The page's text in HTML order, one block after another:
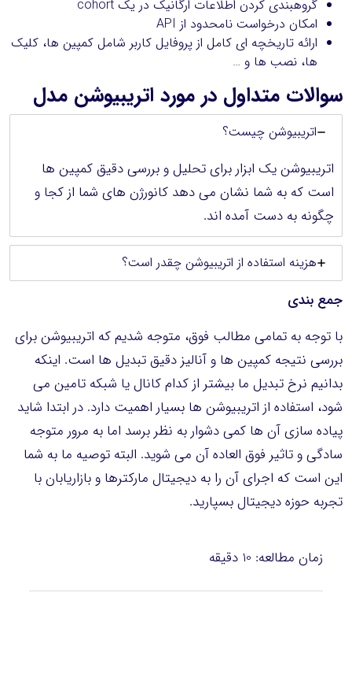
گروهبندی کردن اطلاعات ارگانیک در یک cohort
امکان درخواست نامحدود از API
ارائه تاریخچه ای کامل از پروفایل کاربر شامل کمپین ها، کلیک
ها، نصب ها و …
سوالات متداول در مورد اتریبیوشن مدل
اتریبیوشن چیست؟
اتریبیوشن یک ابزار برای تحلیل و بررسی دقیق کمپین ها
است که به شما نشان می دهد کانورژن های شما از کجا و
چگونه به دست آمده اند.
هزینه استفاده از اتریبیوشن چقدر است؟
جمع بندی
با توجه به تمامی مطالب فوق، متوجه شدیم که اتریبیوشن برای
بررسی نتیجه کمپین ها و آنالیز دقیق تبدیل ها است. اینکه
بدانیم نرخ تبدیل ما بیشتر از کدام کانال یا شبکه تامین می
شود، استفاده از اتریبیوشن ها بسیار اهمیت دارد. در ابتدا شاید
پیاده سازی آن ها کمی دشوار به نظر برسد اما به مرور متوجه
سادگی و تاثیر فوق العاده آن می شوید. البته توصیه ما به شما
این است که اجرای آن را به دیجیتال مارکترها و بازاریابان با
تجربه حوزه دیجیتال بسپارید.
زمان مطالعه: 10 دقیقه